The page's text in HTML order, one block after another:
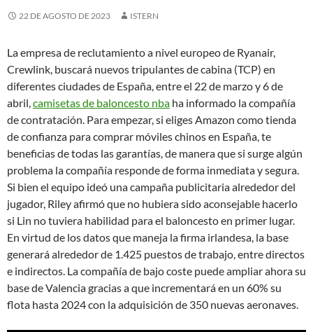
22 DE AGOSTO DE 2023 ISTERN
La empresa de reclutamiento a nivel europeo de Ryanair,
Crewlink, buscará nuevos tripulantes de cabina (TCP) en
diferentes ciudades de España, entre el 22 de marzo y 6 de
abril,camisetas de baloncesto nba ha informado la compañía
de contratación. Para empezar, si eliges Amazon como tienda
de confianza para comprar móviles chinos en España, te
beneficias de todas las garantías, de manera que si surge algún
problema la compañía responde de forma inmediata y segura.
Si bien el equipo ideó una campaña publicitaria alrededor del
jugador, Riley afirmó que no hubiera sido aconsejable hacerlo
si Lin no tuviera habilidad para el baloncesto en primer lugar.
En virtud de los datos que maneja la firma irlandesa, la base
generará alrededor de 1.425 puestos de trabajo, entre directos
e indirectos. La compañía de bajo coste puede ampliar ahora su
base de Valencia gracias a que incrementará en un 60% su
flota hasta 2024 con la adquisición de 350 nuevas aeronaves.